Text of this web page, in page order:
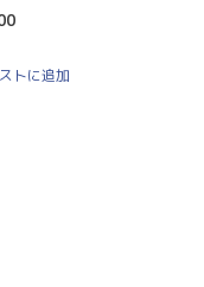
トに追加